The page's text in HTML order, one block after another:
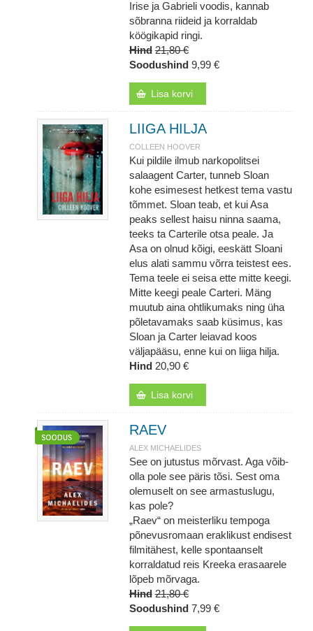
Irise ja Gabrieli voodis, kannab
sõbranna riideid ja korraldab
köögikapid ringi.
Hind 21,80 €
Soodushind 9,99 €
Lisa korvi
LIIGA HILJA
COLLEEN HOOVER
Kui pildile ilmub narkopolitsei
salaagent Carter, tunneb Sloan
kohe esimesest hetkest tema vastu
tõmmet. Sloan teab, et kui Asa
peaks sellest haisu ninna saama,
teeks ta Carterile otsa peale. Ja
Asa on olnud kõigi, eeskätt Sloani
elus alati sammu võrra teistest ees.
Tema teele ei seisa ette mitte keegi.
Mitte keegi peale Carteri. Mäng
muutub aina ohtlikumaks ning üha
põletavamaks saab küsimus, kas
Sloan ja Carter leiavad koos
väljapääsu, enne kui on liiga hilja.
Hind 20,90 €
Lisa korvi
RAEV
ALEX MICHAELIDES
See on jutustus mõrvast. Aga võib-
olla pole see päris tõsi. Sest oma
olemuselt on see armastuslugu,
kas pole?
„Raev“ on meisterliku tempoga
põnevusromaan eraklikust endisest
filmitähest, kelle spontaanselt
korraldatud reis Kreeka erasaarele
lõpeb mõrvaga.
Hind 21,80 €
Soodushind 7,99 €